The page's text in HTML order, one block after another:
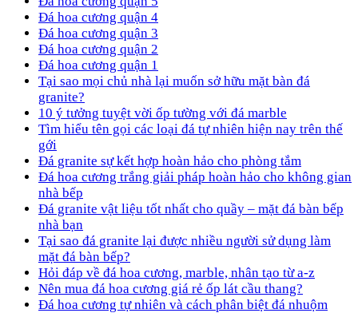
Đá hoa cương quận 4
Đá hoa cương quận 3
Đá hoa cương quận 2
Đá hoa cương quận 1
Tại sao mọi chủ nhà lại muốn sở hữu mặt bàn đá
granite?
10 ý tưởng tuyệt vời ốp tường với đá marble
Tìm hiểu tên gọi các loại đá tự nhiên hiện nay trên thế
gới
Đá granite sự kết hợp hoàn hảo cho phòng tắm
Đá hoa cương trắng giải pháp hoàn hảo cho không gian
nhà bếp
Đá granite vật liệu tốt nhất cho quầy – mặt đá bàn bếp
nhà bạn
Tại sao đá granite lại được nhiều người sử dụng làm
mặt đá bàn bếp?
Hỏi đáp về đá hoa cương, marble, nhân tạo từ a-z
Nên mua đá hoa cương giá rẻ ốp lát cầu thang?
Đá hoa cương tự nhiên và cách phân biệt đá nhuộm